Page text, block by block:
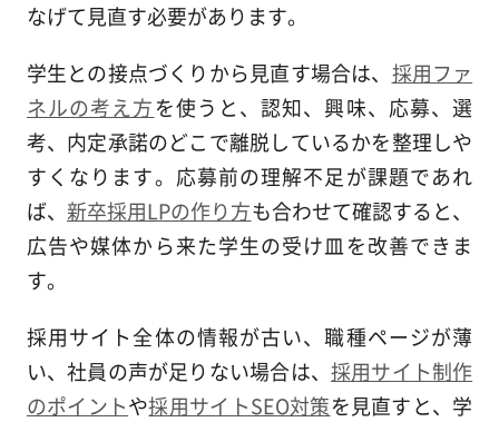
なげて見直す必要があります。
学生との接点づくりから見直す場合は、 採用ファ
ネルの考え方を使うと、認知、興味、応募、選
考、内定承諾のどこで離脱しているかを整理しや
すくなります。応募前の理解不足が課題であれ
ば、 新卒採用LPの作り方も合わせて確認すると、
広告や媒体から来た学生の受け皿を改善できま
す。
採用サイト全体の情報が古い、職種ページが薄
い、社員の声が足りない場合は、 採用サイト制作
のポイントや採用サイトSEO対策を見直すと、学